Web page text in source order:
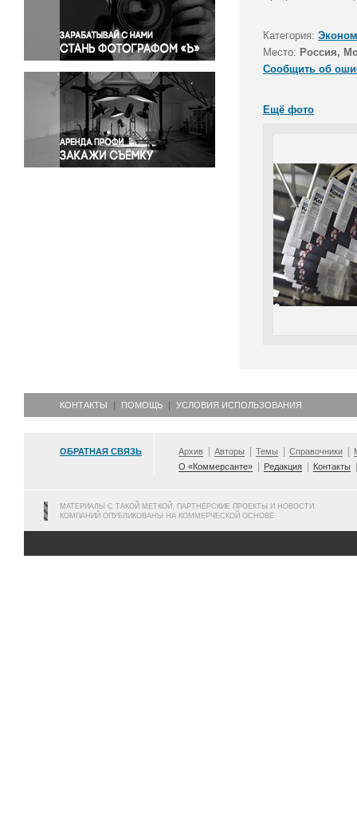
Правосудие
Происшествия и конфликты
Религия
Светская жизнь
Спорт
Экология
Экономика и бизнес
Категория:
Место: Россия,
Сообщить об
Ещё фото
КОНТАКТЫ ПОМОЩЬ УСЛОВИЯ ИСПОЛЬЗОВАНИЯ
ОБРАТНАЯ СВЯЗЬ Архив Авторы Темы Справочники
О «Коммерсанте»
Редакция Контакты
МАТЕРИАЛЫ С ТАКОЙ МЕТКОЙ, ПАРТНЕРСКИЕ ПРОЕКТЫ И НОВОСТИ
КОМПАНИЙ ОПУБЛИКОВАНЫ НА КОММЕРЧЕСКОЙ ОСНОВЕ